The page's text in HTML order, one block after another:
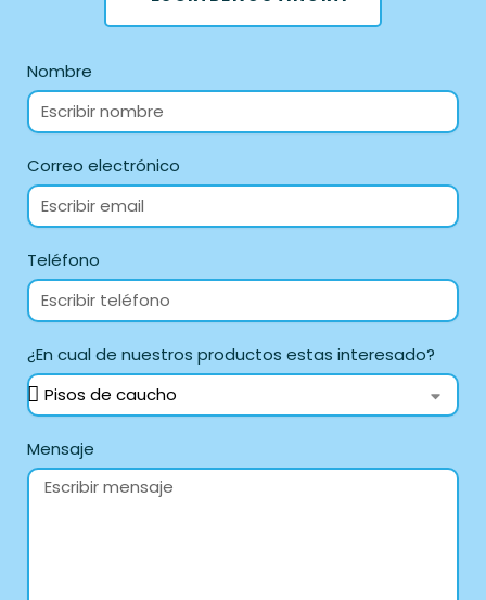
Nombre
Correo electrónico
Teléfono
¿En cual de nuestros productos estas interesado?
Mensaje